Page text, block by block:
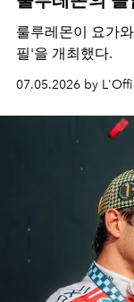
룰루레몬이 요가
필'을 개최했다.
07.05.2026 by